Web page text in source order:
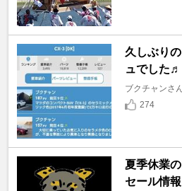
久しぶり
ュでした♬
ブクチャンさ
274
夏季休業
セール情